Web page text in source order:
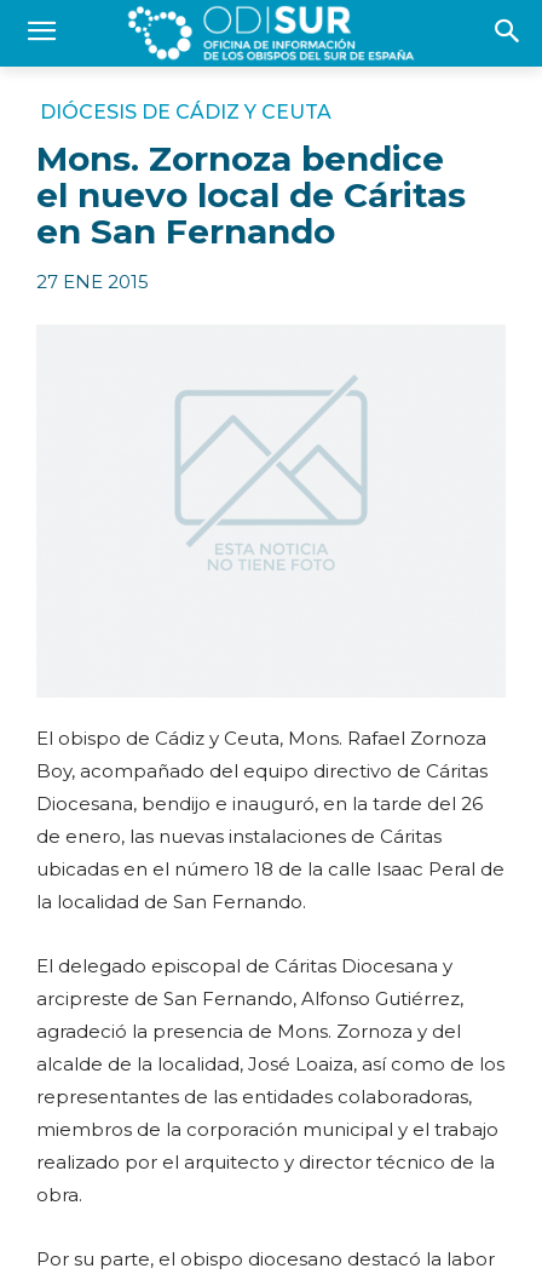
DIÓCESIS DE CÁDIZ Y CEUTA
Mons. Zornoza bendice
el nuevo local de Cáritas
en San Fernando
27 ENE 2015
El obispo de Cádiz y Ceuta, Mons. Rafael Zornoza
Boy, acompañado del equipo directivo de Cáritas
Diocesana, bendijo e inauguró, en la tarde del 26
de enero, las nuevas instalaciones de Cáritas
ubicadas en el número 18 de la calle Isaac Peral de
la localidad de San Fernando.
El delegado episcopal de Cáritas Diocesana y
arcipreste de San Fernando, Alfonso Gutiérrez,
agradeció la presencia de Mons. Zornoza y del
alcalde de la localidad, José Loaiza, así como de los
representantes de las entidades colaboradoras,
miembros de la corporación municipal y el trabajo
realizado por el arquitecto y director técnico de la
obra.
Por su parte, el obispo diocesano destacó la labor